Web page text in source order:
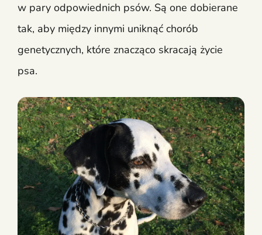
w pary odpowiednich psów. Są one dobierane
tak, aby między innymi uniknąć chorób
genetycznych, które znacząco skracają życie
psa.